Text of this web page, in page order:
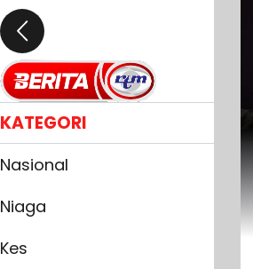
KATEGORI
Nasional
Niaga
Kes